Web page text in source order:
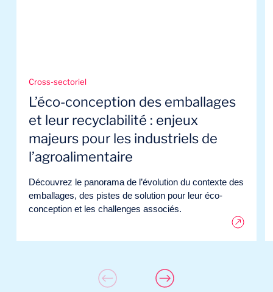
Cross-sectoriel
L’éco-conception des emballages
et leur recyclabilité : enjeux
majeurs pour les industriels de
l’agroalimentaire
Découvrez le panorama de l’évolution du contexte des
emballages, des pistes de solution pour leur éco-
conception et les challenges associés.